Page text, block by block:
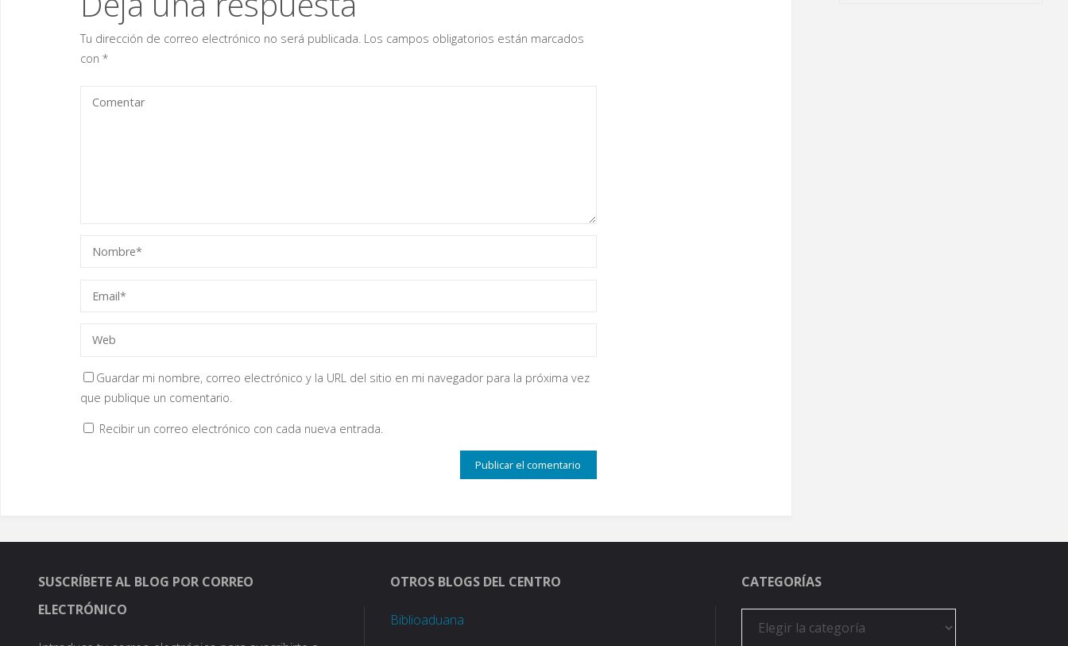
Tu dirección de correo electrónico no será publicada.Los campos obligatorios están marcados
con *
Guardar mi nombre, correo electrónico y la URL del sitio en mi navegador para la próxima vez
que publique un comentario.
Recibir un correo electrónico con cada nueva entrada.
SUSCRÍBETE AL BLOG POR CORREO
ELECTRÓNICO
OTROS BLOGS DEL CENTRO
Biblioaduana
CATEGORÍAS
Categorías